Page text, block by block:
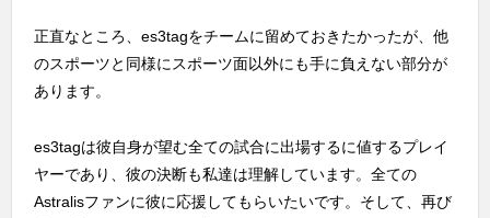
正直なところ、es3tagをチームに留めておきたかったが、他
のスポーツと同様にスポーツ面以外にも手に負えない部分が
あります。
es3tagは彼自身が望む全ての試合に出場するに値するプレイ
ヤーであり、彼の決断も私達は理解しています。全ての
Astralisファンに彼に応援してもらいたいです。そして、再び